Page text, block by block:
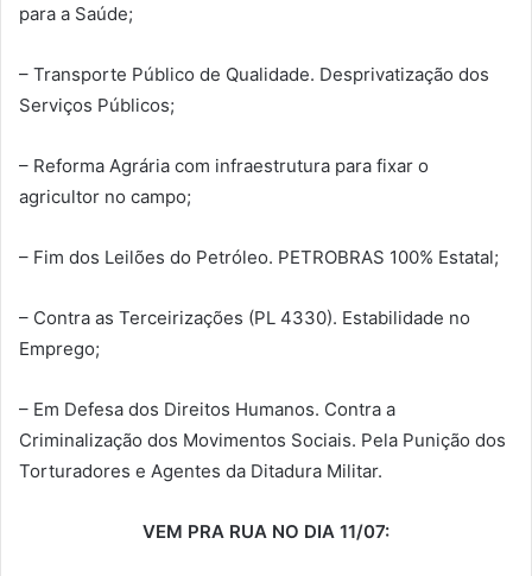
para a Saúde;
– Transporte Público de Qualidade. Desprivatização dos
Serviços Públicos;
– Reforma Agrária com infraestrutura para fixar o
agricultor no campo;
– Fim dos Leilões do Petróleo. PETROBRAS 100% Estatal;
– Contra as Terceirizações (PL 4330). Estabilidade no
Emprego;
– Em Defesa dos Direitos Humanos. Contra a
Criminalização dos Movimentos Sociais. Pela Punição dos
Torturadores e Agentes da Ditadura Militar.
VEM PRA RUA NO DIA 11/07: